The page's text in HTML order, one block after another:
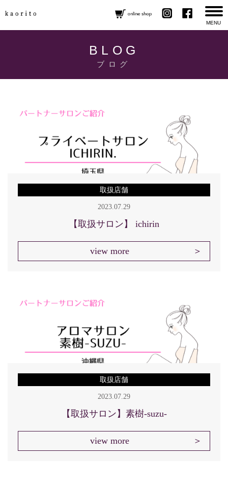
MENU
BLOG
ブログ
取扱店舗
2023.07.29
【取扱サロン】 ichirin
view more
取扱店舗
2023.07.29
【取扱サロン】素樹-suzu-
view more